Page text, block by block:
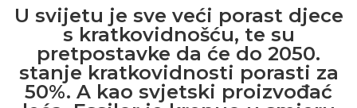
U svijetu je sve veći porast djece
s kratkovidnošću, te su
pretpostavke da će do 2050.
stanje kratkovidnosti porasti za
50%. A kao svjetski proizvođać